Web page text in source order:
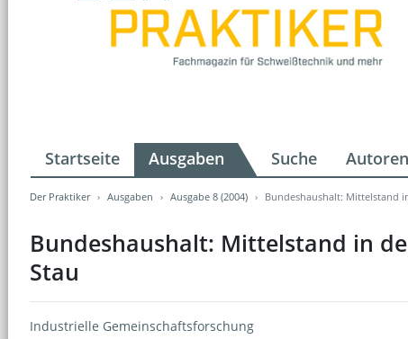
Startseite Ausgaben Suche Autoren
Der Praktiker Ausgaben Ausgabe 8 (2004) Bundeshaushalt: Mittelstand
Bundeshaushalt: Mittelstand in
Stau
Industrielle Gemeinschaftsforschung